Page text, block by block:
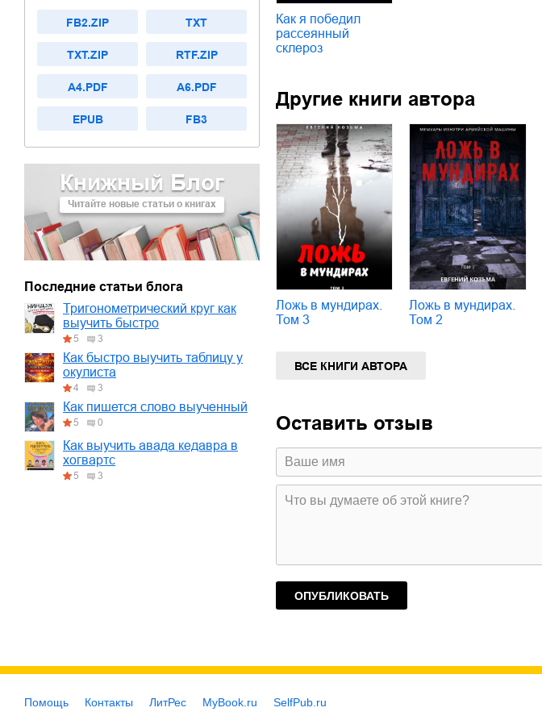
FB2.ZIP TXT
TXT.ZIP RTF.ZIP
A4.PDF A6.PDF
EPUB FB3
Книжный Блог
Читайте новые статьи о книгах
Последние статьи блога
Тригонометрический круг как
выучить быстро
5 3
Как быстро выучить таблицу у
окулиста
4 3
Как пишется слово выученный
5 0
Как выучить авада кедавра в
хогвартс
5 3
Как я победил
рассеянный
склероз
Другие книги автора
Ложь в мундирах.
Том 3
Ложь в мундирах.
Том 2
ВСЕ КНИГИ АВТОРА
Оставить отзыв
Помощь Контакты ЛитРес MyBook.ru SelfPub.ru